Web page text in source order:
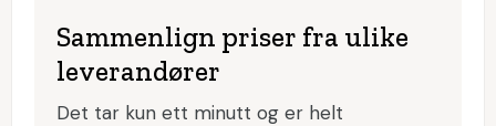
Sammenlign priser fra ulike
leverandører
Det tar kun ett minutt og er helt